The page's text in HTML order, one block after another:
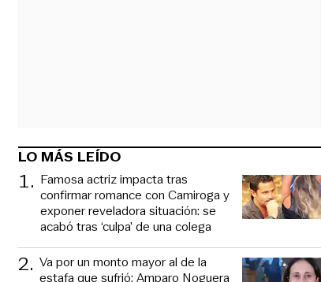
LO MÁS LEÍDO
1. Famosa actriz impacta tras
confirmar romance con Camiroga y
exponer reveladora situación: se
acabó tras ‘culpa’ de una colega
2. Va por un monto mayor al de la
estafa que sufrió: Amparo Noguera